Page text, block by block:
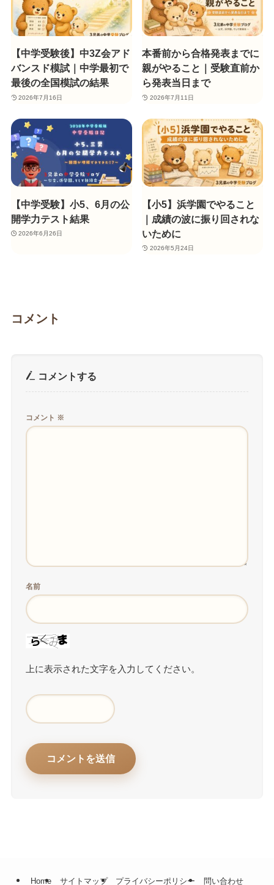
【中学受験後】中3Z会アド
バンスド模試｜中学最初で
最後の全国模試の結果
2026年7月16日
本番前から合格発表までに
親がやること｜受験直前か
ら発表当日まで
2026年7月11日
【中学受験】小5、6月の公
開学力テスト結果
2026年6月26日
【小5】浜学園でやること
｜成績の波に振り回されな
いために
2026年5月24日
コメント
コメントする
コメント ※
名前
上に表示された文字を入力してください。
Home サイトマップ プライバシーポリシー 問い合わせ